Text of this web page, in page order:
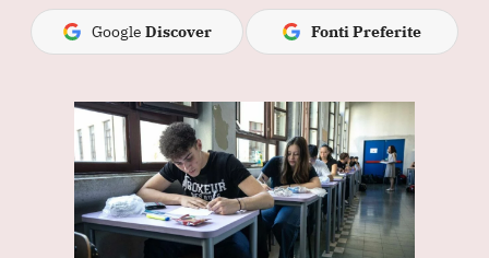
Google Discover Fonti Preferite